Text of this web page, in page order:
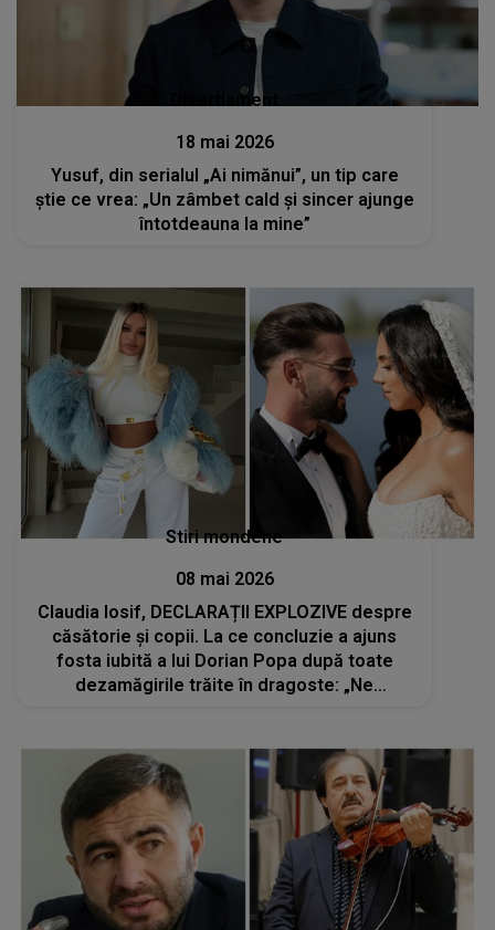
Divertisment
18 mai 2026
Yusuf, din serialul „Ai nimănui”, un tip care
ştie ce vrea: „Un zâmbet cald și sincer ajunge
întotdeauna la mine”
Stiri mondene
08 mai 2026
Claudia Iosif, DECLARAȚII EXPLOZIVE despre
căsătorie și copii. La ce concluzie a ajuns
fosta iubită a lui Dorian Popa după toate
dezamăgirile trăite în dragoste: „Ne